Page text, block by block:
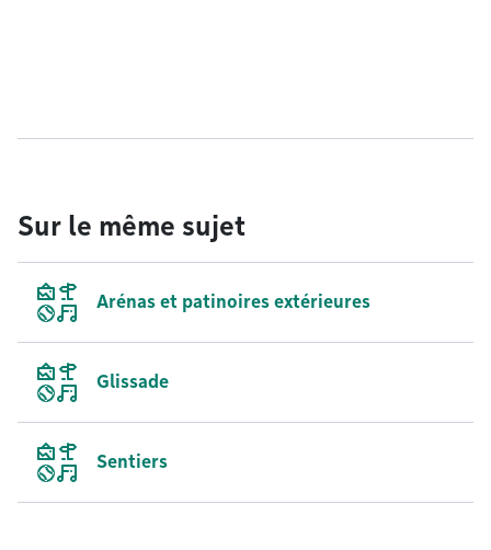
Sur le même sujet
Arénas et patinoires extérieures
Glissade
Sentiers